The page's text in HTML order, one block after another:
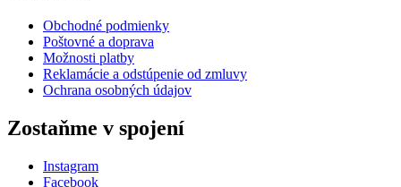
Obchodné podmienky
Poštovné a doprava
Možnosti platby
Reklamácie a odstúpenie od zmluvy
Ochrana osobných údajov
Zostaňme v spojení
Instagram
Facebook